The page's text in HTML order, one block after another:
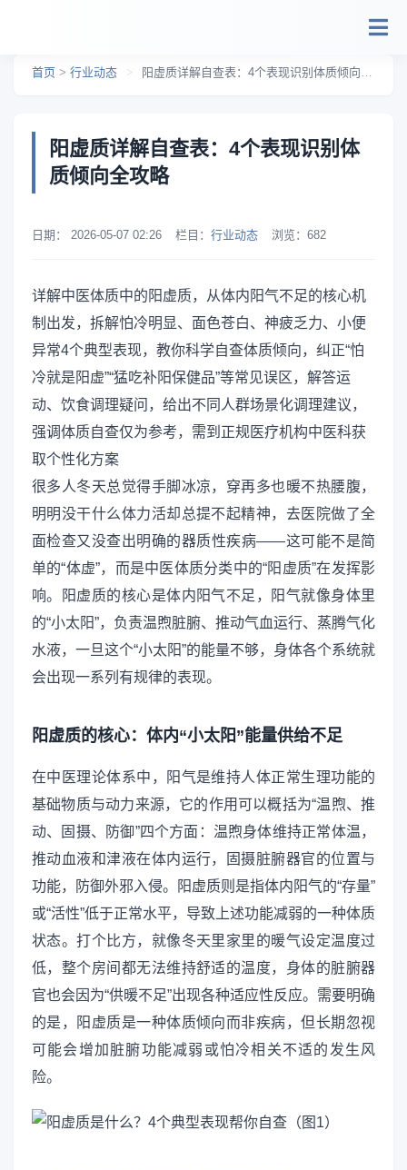
首页 > 行业动态 > 阳虚质详解自查表：4个表现识别体质倾向全攻略
阳虚质详解自查表：4个表现识别体
质倾向全攻略
日期： 2026-05-07 02:26 栏目： 行业动态 浏览： 682
详解中医体质中的阳虚质，从体内阳气不足的核心机
制出发，拆解怕冷明显、面色苍白、神疲乏力、小便
异常4个典型表现，教你科学自查体质倾向，纠正“怕
冷就是阳虚”“猛吃补阳保健品”等常见误区，解答运
动、饮食调理疑问，给出不同人群场景化调理建议，
强调体质自查仅为参考，需到正规医疗机构中医科获
取个性化方案
很多人冬天总觉得手脚冰凉，穿再多也暖不热腰腹，
明明没干什么体力活却总提不起精神，去医院做了全
面检查又没查出明确的器质性疾病——这可能不是简
单的“体虚”，而是中医体质分类中的“阳虚质”在发挥影
响。阳虚质的核心是体内阳气不足，阳气就像身体里
的“小太阳”，负责温煦脏腑、推动气血运行、蒸腾气化
水液，一旦这个“小太阳”的能量不够，身体各个系统就
会出现一系列有规律的表现。
阳虚质的核心：体内“小太阳”能量供给不足
在中医理论体系中，阳气是维持人体正常生理功能的
基础物质与动力来源，它的作用可以概括为“温煦、推
动、固摄、防御”四个方面：温煦身体维持正常体温，
推动血液和津液在体内运行，固摄脏腑器官的位置与
功能，防御外邪入侵。阳虚质则是指体内阳气的“存量”
或“活性”低于正常水平，导致上述功能减弱的一种体质
状态。打个比方，就像冬天里家里的暖气设定温度过
低，整个房间都无法维持舒适的温度，身体的脏腑器
官也会因为“供暖不足”出现各种适应性反应。需要明确
的是，阳虚质是一种体质倾向而非疾病，但长期忽视
可能会增加脏腑功能减弱或怕冷相关不适的发生风
险。